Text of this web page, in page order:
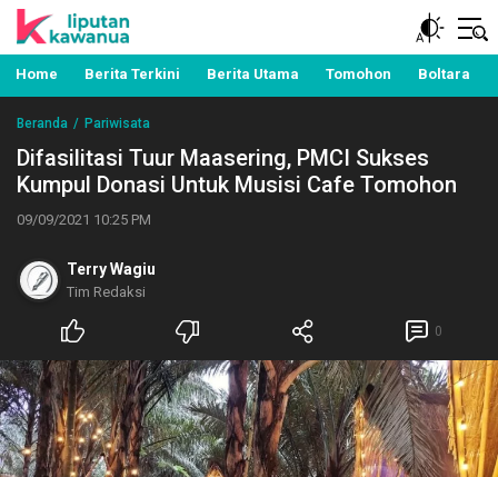
Liputan Kawanua
Berita Manado, Sulawesi Utara, Kawanua, Politik,
Pemerintahan, Hukum Kriminal dan Nasional
Home Berita Terkini Berita Utama Tomohon Boltara
Beranda Pariwisata
Difasilitasi Tuur Maasering, PMCI Sukses
Kumpul Donasi Untuk Musisi Cafe Tomohon
09/09/2021 10:25 PM
Terry Wagiu
Tim Redaksi
0